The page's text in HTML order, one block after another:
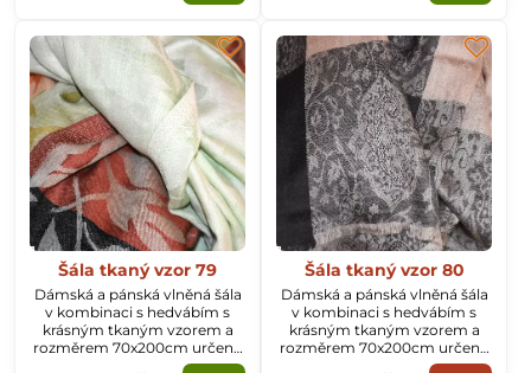
Šála tkaný vzor 79
Dámská a pánská vlněná šála
v kombinaci s hedvábím s
krásným tkaným vzorem a
rozměrem 70x200cm určená
k celoročnímu nošení.
Šála tkaný vzor 80
Dámská a pánská vlněná šála
v kombinaci s hedvábím s
krásným tkaným vzorem a
rozměrem 70x200cm určená
k celoročnímu nošení.